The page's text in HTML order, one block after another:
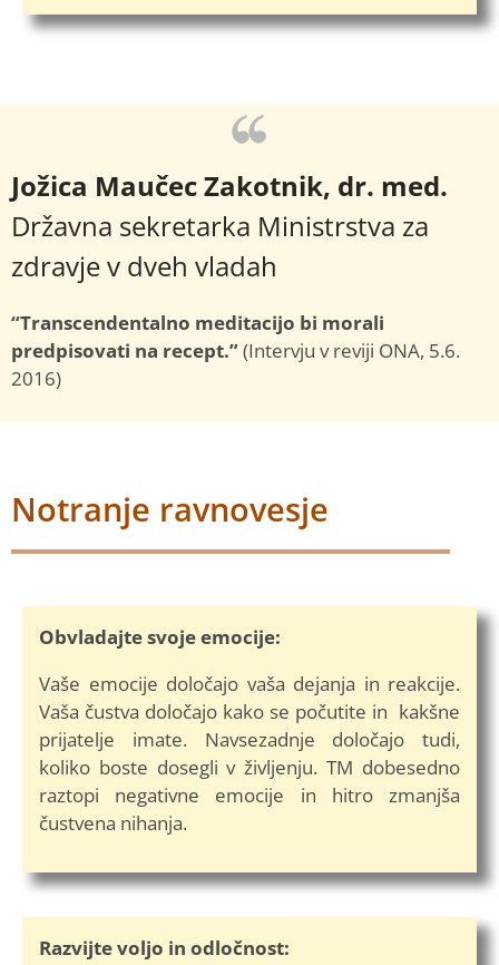
Jožica Maučec Zakotnik, dr. med.
Državna sekretarka Ministrstva za
zdravje v dveh vladah
“Transcendentalno meditacijo bi morali
predpisovati na recept.”(Intervju v reviji ONA, 5.6.
2016)
Notranje ravnovesje
Obvladajte svoje emocije:
Vaše emocije določajo vaša dejanja in reakcije.
Vaša čustva določajo kako se počutite in kakšne
prijatelje imate. Navsezadnje določajo tudi,
koliko boste dosegli v življenju. TM dobesedno
raztopi negativne emocije in hitro zmanjša
čustvena nihanja.
Razvijte voljo in odločnost: